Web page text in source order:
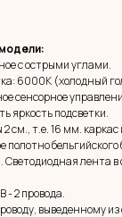
с острыми углами.
6000К (холодный
сенсорное
яркость подсветки.
2 см., т.е. 16 мм.
бельгийского
Светодиодная лента
- 2 провода.
выведенному